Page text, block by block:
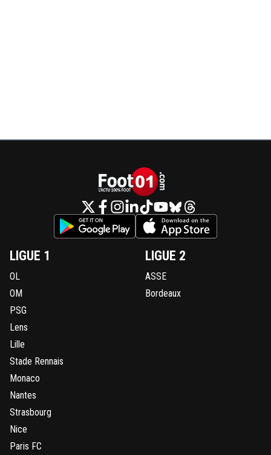
LIGUE 1
OL
OM
PSG
Lens
Lille
Stade Rennais
Monaco
Nantes
Strasbourg
Nice
Paris FC
LIGUE 2
ASSE
Bordeaux